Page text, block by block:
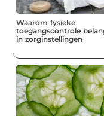
Waarom fysieke
toegangscontrole
in zorginstellingen